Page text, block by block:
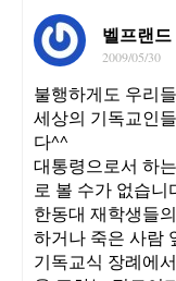
벨프랜드
2009/05/30
불행하게도 우리
세상의 기독교인
다^^
대통령으로서 하
로 볼 수가 없습니
한동대 재학생들
하거나 죽은 사람
기독교식 장례에